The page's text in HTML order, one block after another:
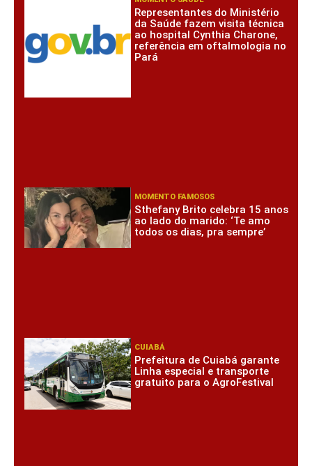
Representantes do Ministério
da Saúde fazem visita técnica
ao hospital Cynthia Charone,
referência em oftalmologia no
Pará
MOMENTO FAMOSOS
Sthefany Brito celebra 15 anos
ao lado do marido: ‘Te amo
todos os dias, pra sempre’
CUIABÁ
Prefeitura de Cuiabá garante
Linha especial e transporte
gratuito para o AgroFestival